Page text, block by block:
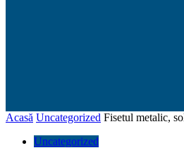
Acasă Uncategorized Fisetul metalic,
Uncategorized